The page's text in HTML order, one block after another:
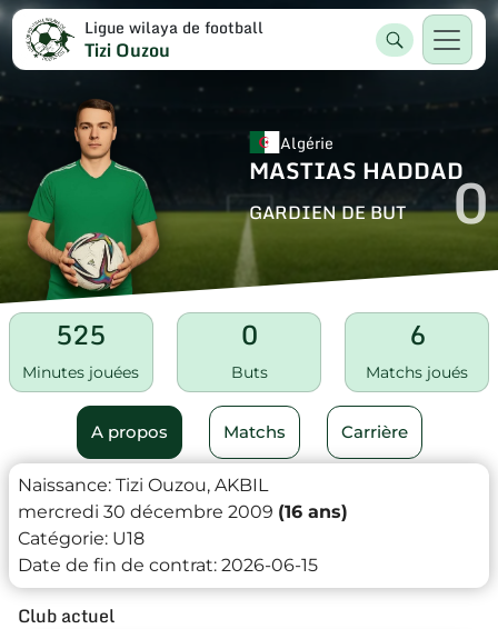
Ligue wilaya de football
Tizi Ouzou
Algérie
MASTIAS HADDAD
GARDIEN DE BUT 0
525
Minutes jouées
0
Buts
6
Matchs joués
A propos Matchs Carrière
Naissance: Tizi Ouzou, AKBIL
mercredi 30 décembre 2009 (16 ans)
Catégorie: U18
Date de fin de contrat: 2026-06-15
Club actuel